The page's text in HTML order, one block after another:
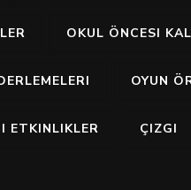
OKUL ÖNCESI
OYUN
ETKINLIKLER ÇIZGI